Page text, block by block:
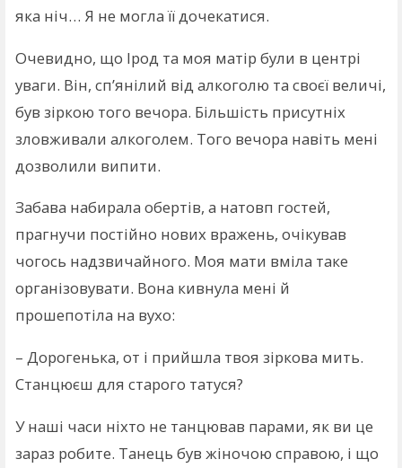
яка ніч… Я не могла її дочекатися.
Очевидно, що Ірод та моя матір були в центрі
уваги. Він, сп’янілий від алкоголю та своєї величі,
був зіркою того вечора. Більшість присутніх
зловживали алкоголем. Того вечора навіть мені
дозволили випити.
Забава набирала обертів, а натовп гостей,
прагнучи постійно нових вражень, очікував
чогось надзвичайного. Моя мати вміла таке
організовувати. Вона кивнула мені й
прошепотіла на вухо:
– Дорогенька, от і прийшла твоя зіркова мить.
Станцюєш для старого татуся?
У наші часи ніхто не танцював парами, як ви це
зараз робите. Танець був жіночою справою, і що